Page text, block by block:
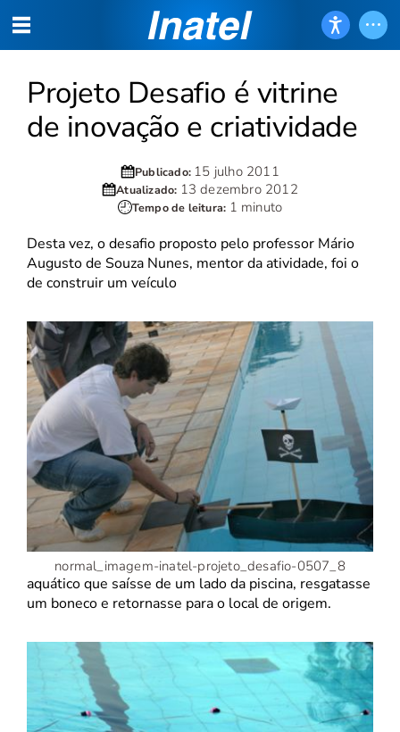
Projeto Desafio é vitrine
de inovação e criatividade
Publicado: 15 julho 2011
Atualizado: 13 dezembro 2012
Tempo de leitura: 1 minuto
Desta vez, o desafio proposto pelo professor Mário
Augusto de Souza Nunes, mentor da atividade, foi o
de construir um veículo
normal_imagem-inatel-projeto_desafio-0507_8
aquático que saísse de um lado da piscina, resgatasse
um boneco e retornasse para o local de origem.